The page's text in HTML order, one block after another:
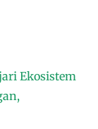
Ekosistem